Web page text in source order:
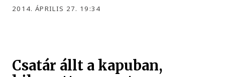
2014. ÁPRILIS 27. 19:34
Csatár állt a kapuban,